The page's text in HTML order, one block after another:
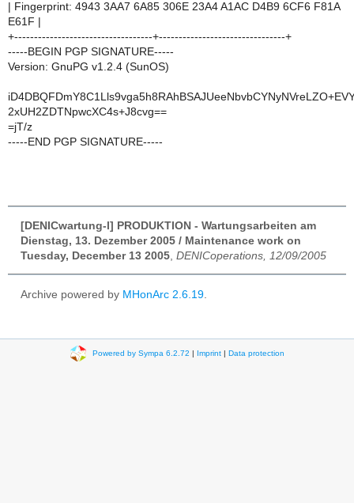
| Fingerprint: 4943 3AA7 6A85 306E 23A4 A1AC D4B9 6CF6 F81A
E61F |
+-----------------------------------+--------------------------------+
-----BEGIN PGP SIGNATURE-----
Version: GnuPG v1.2.4 (SunOS)
2xUH2ZDTNpwcXC4s+J8cvg==
=jT/z
-----END PGP SIGNATURE-----
[DENICwartung-l] PRODUKTION - Wartungsarbeiten am
Dienstag, 13. Dezember 2005 / Maintenance work on
Tuesday, December 13 2005 DENICoperations, 12/09/2005
Archive powered by MHonArc 2.6.19
Powered by Sympa 6.2.72 | Imprint| Data protection